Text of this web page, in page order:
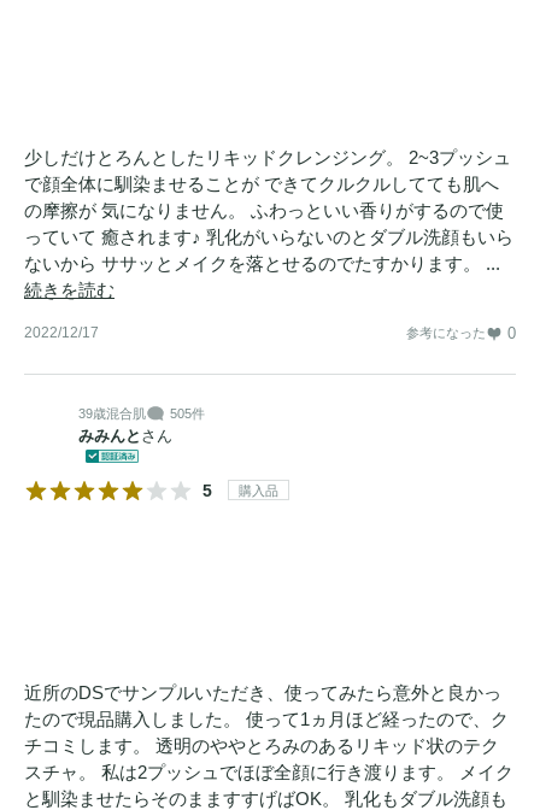
少しだけとろんとしたリキッドクレンジング。 2~3プッシュ
で顔全体に馴染ませることが できてクルクルしてても肌へ
の摩擦が 気になりません。 ふわっといい香りがするので使
っていて 癒されます♪ 乳化がいらないのとダブル洗顔もいら
ないから ササッとメイクを落とせるのでたすかります。 ...
続きを読む
2022/12/17 参考になった 0
39歳混合肌 505件
みみんと さん
5 購入品
近所のDSでサンプルいただき、使ってみたら意外と良かっ
たので現品購入しました。 使って1ヵ月ほど経ったので、ク
チコミします。 透明のややとろみのあるリキッド状のテク
スチャ。 私は2プッシュでほぼ全顔に行き渡ります。 メイク
と馴染ませたらそのまますすげばOK。 乳化もダブル洗顔も